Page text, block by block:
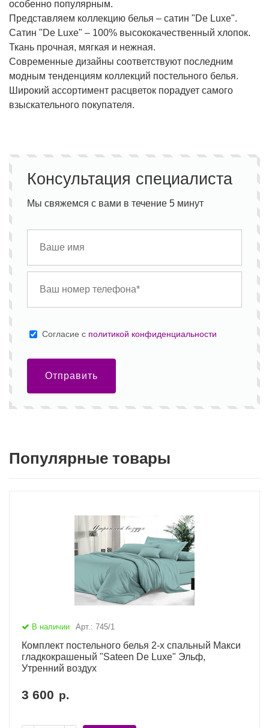
особенно популярным.
Представляем коллекцию белья – сатин "De Luxe".
Сатин "De Luxe" – 100% высококачественный хлопок.
Ткань прочная, мягкая и нежная.
Современные дизайны соответствуют последним
модным тенденциям коллекций постельного белья.
Широкий ассортимент расцветок порадует самого
взыскательного покупателя.
Консультация специалиста
Мы свяжемся с вами в течение 5 минут
Cогласие с политикой конфиденциальности
Отправить
Популярные товары
В наличии Арт.: 745/1
Комплект постельного белья 2-х спальный Макси
гладкокрашеный "Sateen De Luxe" Эльф,
Утренний воздух
3 600 р.